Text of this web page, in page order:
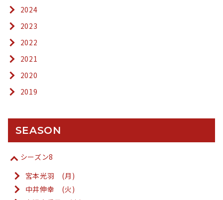
2024
2023
2022
2021
2020
2019
SEASON
シーズン8
宮本光羽 (月)
中井伸幸 (火)